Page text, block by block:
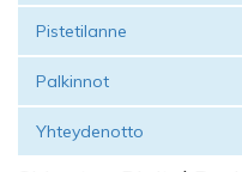
Pistetilanne
Palkinnot
Yhteydenotto